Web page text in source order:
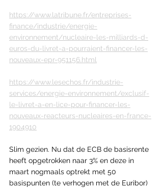
https://www.latribune.fr/entreprises-
finance/industrie/energie-
environnement/nucleaire-les-milliards-d-
euros-du-livret-a-pourraient-financer-les-
nouveaux-epr-951156.html
https://www.lesechos.fr/industrie-
services/energie-environnement/exclusif-
le-livret-a-en-lice-pour-financer-les-
nouveaux-reacteurs-nucleaires-en-france-
1904910
Slim gezien. Nu dat de ECB de basisrente
heeft opgetrokken naar 3% en deze in
maart nogmaals optrekt met 50
basispunten (te verhogen met de Euribor)